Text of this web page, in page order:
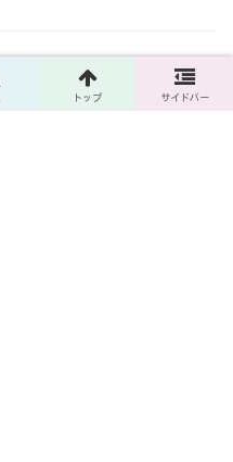
トップ サイドバー